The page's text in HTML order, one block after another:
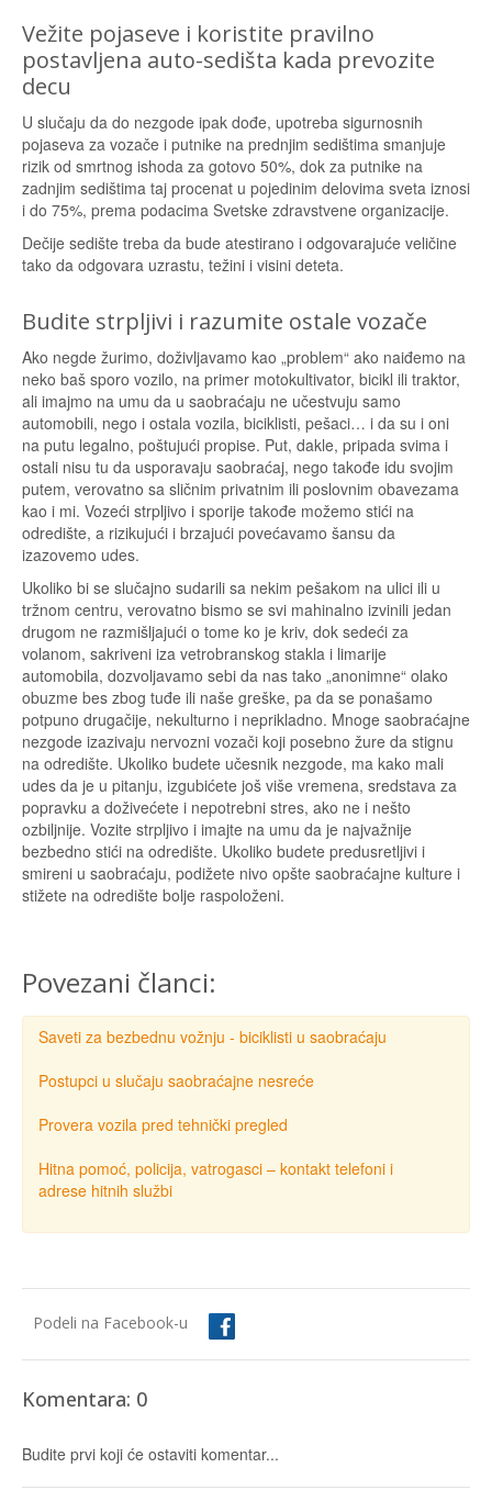
Vežite pojaseve i koristite pravilno
postavljena auto-sedišta kada prevozite
decu
U slučaju da do nezgode ipak dođe, upotreba sigurnosnih
pojaseva za vozače i putnike na prednjim sedištima smanjuje
rizik od smrtnog ishoda za gotovo 50%, dok za putnike na
zadnjim sedištima taj procenat u pojedinim delovima sveta iznosi
i do 75%, prema podacima Svetske zdravstvene organizacije.
Dečije sedište treba da bude atestirano i odgovarajuće veličine
tako da odgovara uzrastu, težini i visini deteta.
Budite strpljivi i razumite ostale vozače
Ako negde žurimo, doživljavamo kao „problem“ ako naiđemo na
neko baš sporo vozilo, na primer motokultivator, bicikl ili traktor,
ali imajmo na umu da u saobraćaju ne učestvuju samo
automobili, nego i ostala vozila, biciklisti, pešaci… i da su i oni
na putu legalno, poštujući propise. Put, dakle, pripada svima i
ostali nisu tu da usporavaju saobraćaj, nego takođe idu svojim
putem, verovatno sa sličnim privatnim ili poslovnim obavezama
kao i mi. Vozeći strpljivo i sporije takođe možemo stići na
odredište, a rizikujući i brzajući povećavamo šansu da
izazovemo udes.
Ukoliko bi se slučajno sudarili sa nekim pešakom na ulici ili u
tržnom centru, verovatno bismo se svi mahinalno izvinili jedan
drugom ne razmišljajući o tome ko je kriv, dok sedeći za
volanom, sakriveni iza vetrobranskog stakla i limarije
automobila, dozvoljavamo sebi da nas tako „anonimne“ olako
obuzme bes zbog tuđe ili naše greške, pa da se ponašamo
potpuno drugačije, nekulturno i neprikladno. Mnoge saobraćajne
nezgode izazivaju nervozni vozači koji posebno žure da stignu
na odredište. Ukoliko budete učesnik nezgode, ma kako mali
udes da je u pitanju, izgubićete još više vremena, sredstava za
popravku a doživećete i nepotrebni stres, ako ne i nešto
ozbiljnije. Vozite strpljivo i imajte na umu da je najvažnije
bezbedno stići na odredište. Ukoliko budete predusretljivi i
smireni u saobraćaju, podižete nivo opšte saobraćajne kulture i
stižete na odredište bolje raspoloženi.
Povezani članci:
Saveti za bezbednu vožnju - biciklisti u saobraćaju
Postupci u slučaju saobraćajne nesreće
Provera vozila pred tehnički pregled
Hitna pomoć, policija, vatrogasci – kontakt telefoni i
adrese hitnih službi
Podeli na Facebook-u
Komentara: 0
Budite prvi koji će ostaviti komentar...